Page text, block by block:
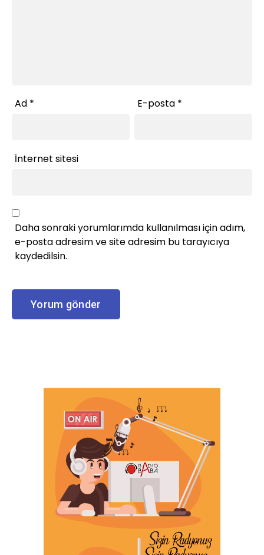
Ad * E-posta *
İnternet sitesi
Daha sonraki yorumlarımda kullanılması için adım,
e-posta adresim ve site adresim bu tarayıcıya
kaydedilsin.